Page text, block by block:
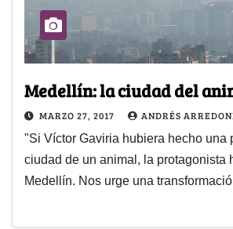
Medellín: la ciudad del
MARZO 27, 2017 ANDRÉS
"Si Víctor Gaviria hubiera hecho una
ciudad de un animal, la protagonista
Medellín. Nos urge una